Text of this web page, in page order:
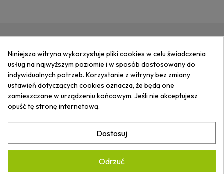
ZAPISZ SIĘ DONEWSLETTERAI
OTRZYMUJINFORMACJEO
NOWOŚCIACH I PROMOCJACH.
Politykę prywatności.
Niniejsza witryna wykorzystuje pliki cookies w celu świadczenia
usług na najwyższym poziomie i w sposób dostosowany do
indywidualnych potrzeb. Korzystanie z witryny bez zmiany
ustawień dotyczących cookies oznacza, że będą one
zamieszczane w urządzeniu końcowym. Jeśli nie akceptujesz
opuść tę stronę internetową.
Dostosuj
Odrzuć